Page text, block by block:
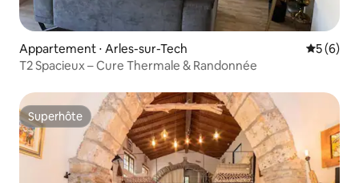
Appartement ⋅ Arles-sur-Tech
5 (6)
T2 Spacieux – Cure Thermale & Randonnée
Superhôte
Superhôte